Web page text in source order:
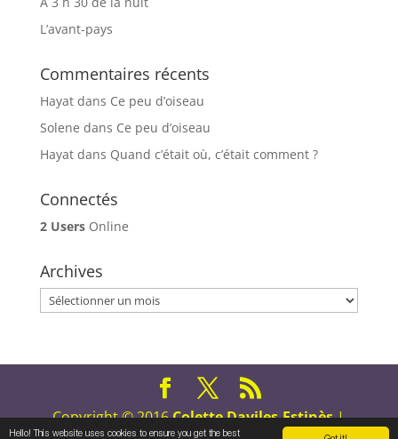
Hello! This website uses cookies to ensure you get the best
L’avant-pays
Commentaires récents
Hayatdans Ce peu d’oiseau
Solene dans Ce peu d’oiseau
Hayatdans Quand c’était où, c’était comment ?
Connectés
2 UsersOnline
Archives
Archives
Copyright © 2016Colette Daviles-Estinès|